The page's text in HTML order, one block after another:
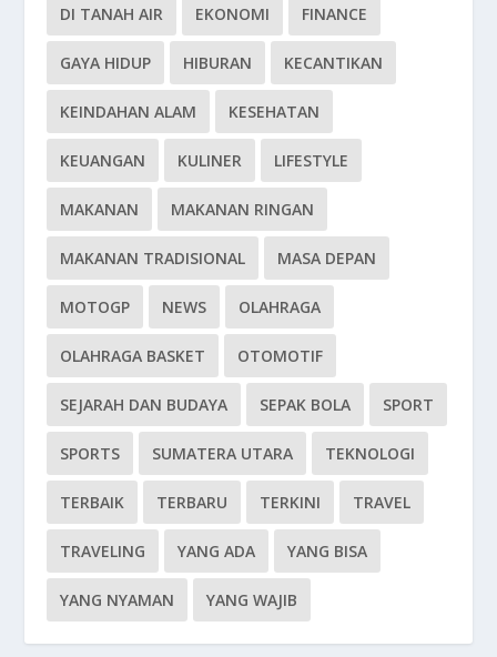
DI TANAH AIR EKONOMI FINANCE
GAYA HIDUP HIBURAN KECANTIKAN
KEINDAHAN ALAM KESEHATAN
KEUANGAN KULINER LIFESTYLE
MAKANAN MAKANAN RINGAN
MAKANAN TRADISIONAL MASA DEPAN
MOTOGP NEWS OLAHRAGA
OLAHRAGA BASKET OTOMOTIF
SEJARAH DAN BUDAYA SEPAK BOLA SPORT
SPORTS SUMATERA UTARA TEKNOLOGI
TERBAIK TERBARU TERKINI TRAVEL
TRAVELING YANG ADA YANG BISA
YANG NYAMAN YANG WAJIB